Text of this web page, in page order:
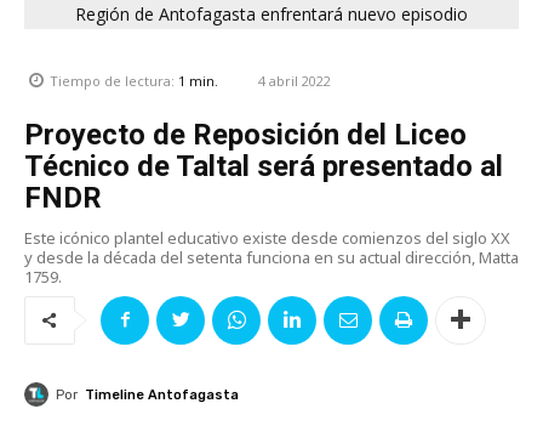
Región de Antofagasta enfrentará nuevo episodio
Tiempo de lectura: 1 min. 4 abril 2022
Proyecto de Reposición del Liceo
Técnico de Taltal será presentado al
FNDR
Este icónico plantel educativo existe desde comienzos del siglo XX
y desde la década del setenta funciona en su actual dirección, Matta
1759.
Por Timeline Antofagasta